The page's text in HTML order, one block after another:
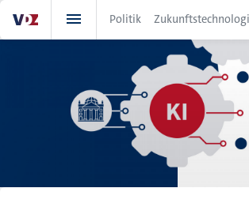
zum
Inhalt
Politik